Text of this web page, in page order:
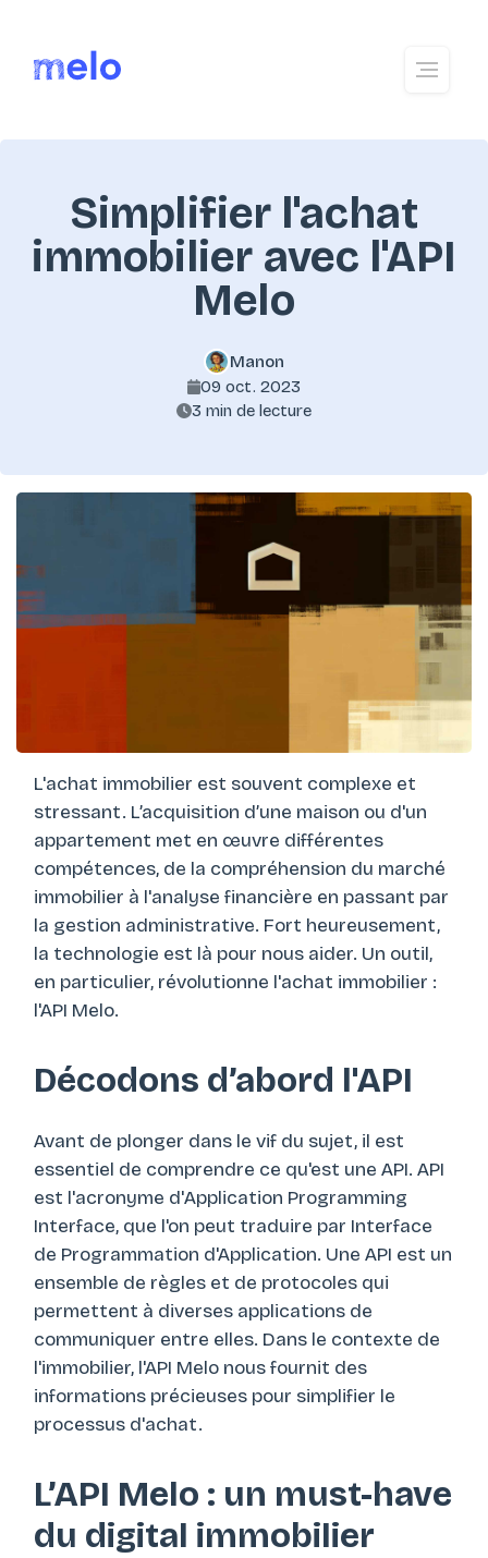
Simplifier l'achat
immobilier avec l'API
Melo
Manon
09 oct. 2023
3 min de lecture
L'achat immobilier est souvent complexe et
stressant. L’acquisition d’une maison ou d'un
appartement met en œuvre différentes
compétences, de la compréhension du marché
immobilier à l'analyse financière en passant par
la gestion administrative. Fort heureusement,
la technologie est là pour nous aider. Un outil,
en particulier, révolutionne l'achat immobilier :
l'API Melo.
Décodons d’abord l'API
Avant de plonger dans le vif du sujet, il est
essentiel de comprendre ce qu'est une API. API
est l'acronyme d'Application Programming
Interface, que l'on peut traduire par Interface
de Programmation d'Application. Une API est un
ensemble de règles et de protocoles qui
permettent à diverses applications de
communiquer entre elles. Dans le contexte de
l'immobilier, l'API Melo nous fournit des
informations précieuses pour simplifier le
processus d'achat.
L’API Melo : un must-have
du digital immobilier